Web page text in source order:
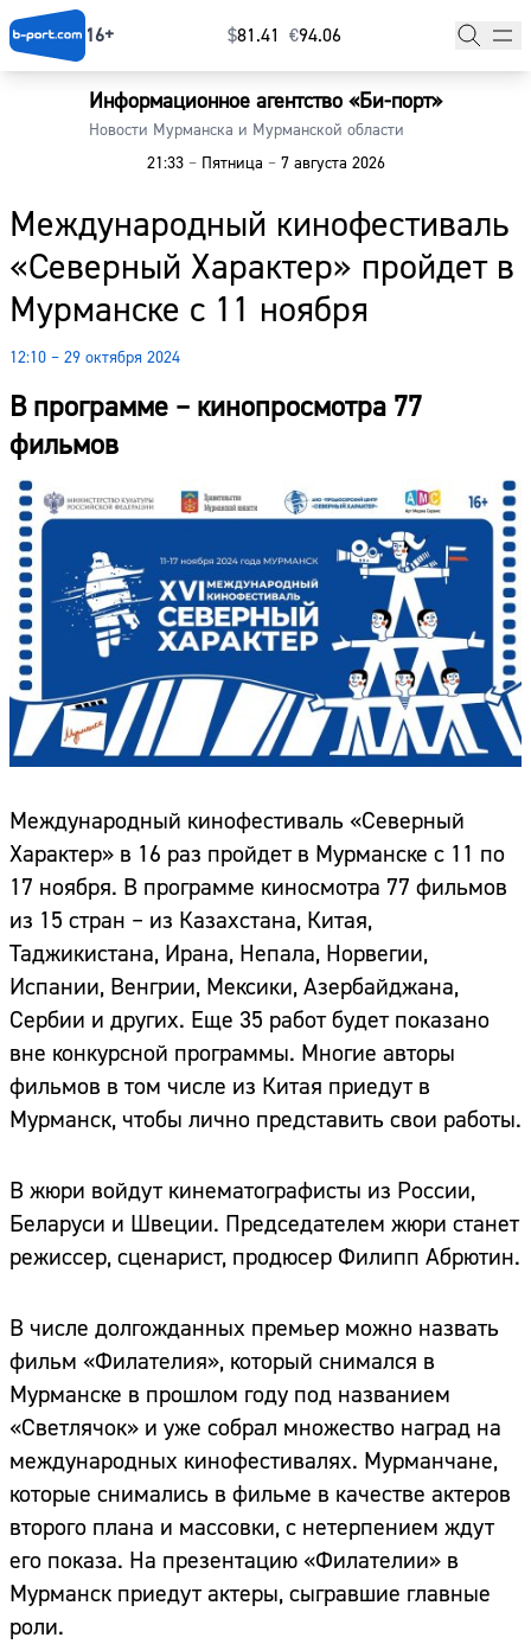
16+ $⁠81.41 €⁠94.06
Информационное агентство «Би-порт»
Новости Мурманска и Мурманской области
21:33 –Пятница –7 августа 2026
Международный кинофестиваль
«Северный Характер» пройдет в
Мурманске с 11 ноября
12:10 – 29 октября 2024
В программе – кинопросмотра 77
фильмов
Международный кинофестиваль «Северный
Характер» в 16 раз пройдет в Мурманске с 11 по
17 ноября. В программе киносмотра 77 фильмов
из 15 стран – из Казахстана, Китая,
Таджикистана, Ирана, Непала, Норвегии,
Испании, Венгрии, Мексики, Азербайджана,
Сербии и других. Еще 35 работ будет показано
вне конкурсной программы. Многие авторы
фильмов в том числе из Китая приедут в
Мурманск, чтобы лично представить свои работы.
В жюри войдут кинематографисты из России,
Беларуси и Швеции. Председателем жюри станет
режиссер, сценарист, продюсер Филипп Абрютин.
В числе долгожданных премьер можно назвать
фильм «Филателия», который снимался в
Мурманске в прошлом году под названием
«Светлячок» и уже собрал множество наград на
международных кинофестивалях. Мурманчане,
которые снимались в фильме в качестве актеров
второго плана и массовки, с нетерпением ждут
его показа. На презентацию «Филателии» в
Мурманск приедут актеры, сыгравшие главные
роли.
Главная
Наши гости
Фоторепортажи
Погода
Курсы валют